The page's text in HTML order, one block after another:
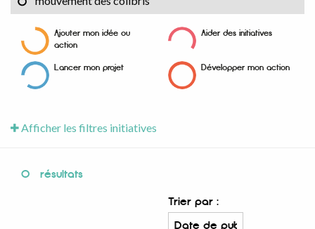
Ajouter mon idée ou
action
Aider des initiatives
Lancer mon projet Développer mon action
Afficher les filtres initiatives
0 résultats
Trier par :